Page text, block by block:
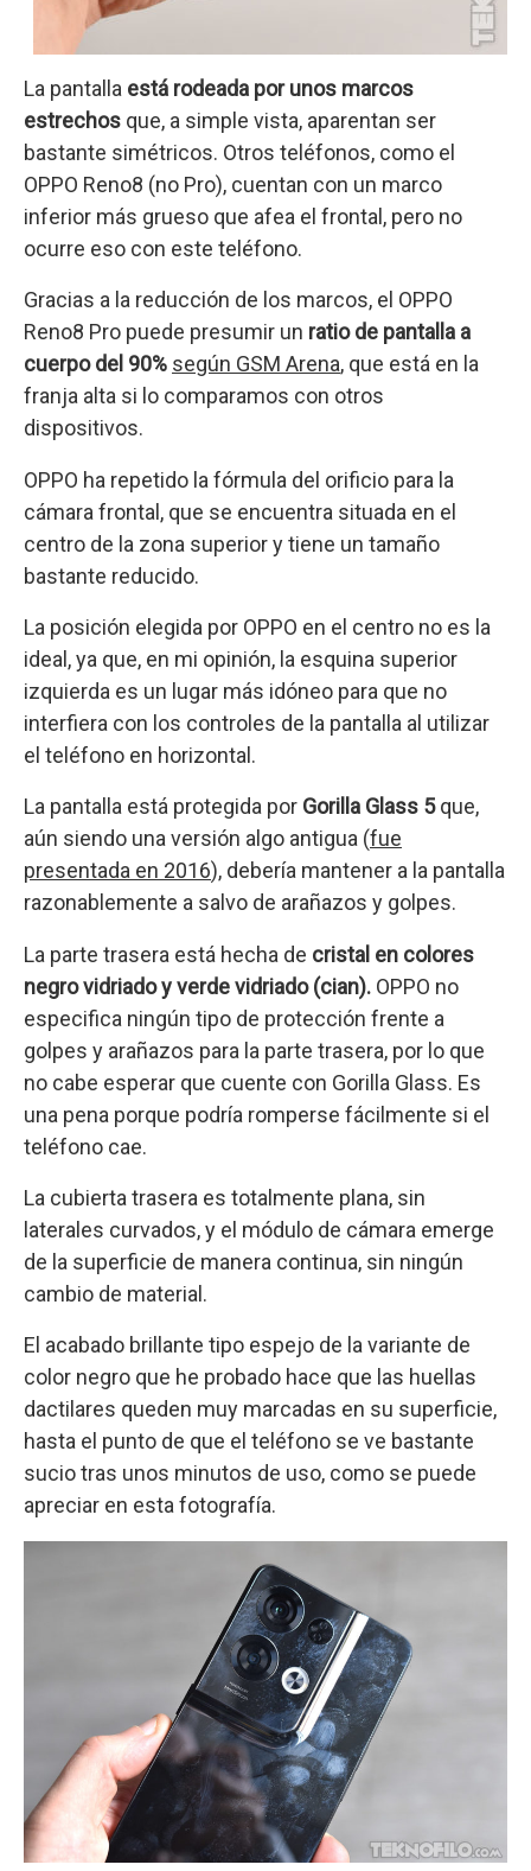
La pantalla está rodeada por unos marcos
estrechos que, a simple vista, aparentan ser
bastante simétricos. Otros teléfonos, como el
OPPO Reno8 (no Pro), cuentan con un marco
inferior más grueso que afea el frontal, pero no
ocurre eso con este teléfono.
Gracias a la reducción de los marcos, el OPPO
Reno8 Pro puede presumir un ratio de pantalla a
cuerpo del 90% según GSM Arena, que está en la
franja alta si lo comparamos con otros
dispositivos.
OPPO ha repetido la fórmula del orificio para la
cámara frontal, que se encuentra situada en el
centro de la zona superior y tiene un tamaño
bastante reducido.
La posición elegida por OPPO en el centro no es la
ideal, ya que, en mi opinión, la esquina superior
izquierda es un lugar más idóneo para que no
interfiera con los controles de la pantalla al utilizar
el teléfono en horizontal.
La pantalla está protegida por Gorilla Glass 5que,
aún siendo una versión algo antigua (fue
presentada en 2016), debería mantener a la pantalla
razonablemente a salvo de arañazos y golpes.
La parte trasera está hecha de cristal en colores
negro vidriado y verde vidriado (cian). OPPO no
especifica ningún tipo de protección frente a
golpes y arañazos para la parte trasera, por lo que
no cabe esperar que cuente con Gorilla Glass. Es
una pena porque podría romperse fácilmente si el
teléfono cae.
La cubierta trasera es totalmente plana, sin
laterales curvados, y el módulo de cámara emerge
de la superficie de manera continua, sin ningún
cambio de material.
El acabado brillante tipo espejo de la variante de
color negro que he probado hace que las huellas
dactilares queden muy marcadas en su superficie,
hasta el punto de que el teléfono se ve bastante
sucio tras unos minutos de uso, como se puede
apreciar en esta fotografía.